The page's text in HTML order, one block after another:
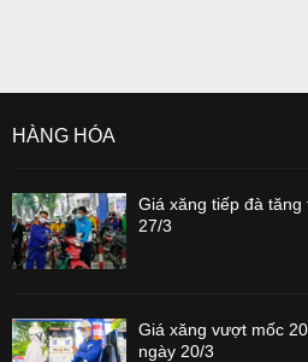
HÀNG HÓA
Giá xăng tiếp đà
27/3
Giá xăng vượt mốc
ngày 20/3